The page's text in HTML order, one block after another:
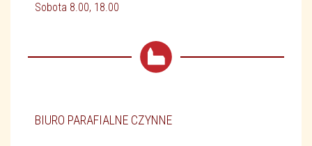
Sobota 8.00, 18.00
BIURO PARAFIALNE CZYNNE